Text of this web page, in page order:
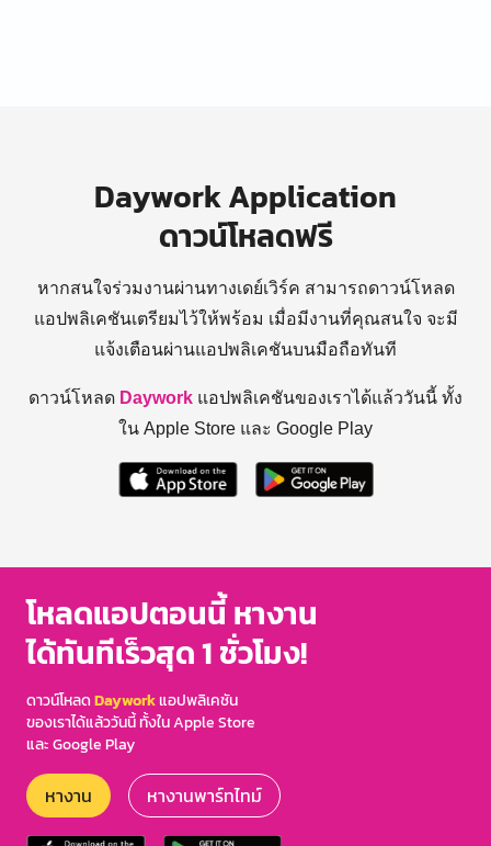
Daywork Application
ดาวน์โหลดฟรี
หากสนใจร่วมงานผ่านทางเดย์เวิร์ค สามารถดาวน์โหลด
แอปพลิเคชันเตรียมไว้ให้พร้อม เมื่อมีงานที่คุณสนใจ จะมี
แจ้งเตือนผ่านแอปพลิเคชันบนมือถือทันที
ดาวน์โหลด Daywork แอปพลิเคชันของเราได้แล้ววันนี้ ทั้ง
ใน Apple Store และ Google Play
โหลดแอปตอนนี้ หางาน
ได้ทันทีเร็วสุด 1 ชั่วโมง!
ดาวน์โหลดDayworkแอปพลิเคชัน
ของเราได้แล้ววันนี้ ทั้งใน Apple Store
และ Google Play
หางาน หางานพาร์ทไทม์